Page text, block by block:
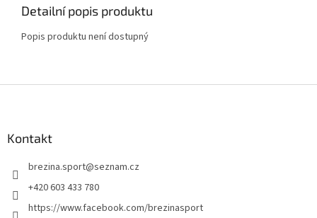
Detailní popis produktu
Popis produktu není dostupný
Kontakt
brezina.sport@seznam.cz
+420 603 433 780
https://www.facebook.com/brezinasport